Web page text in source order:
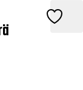
BLACK MET